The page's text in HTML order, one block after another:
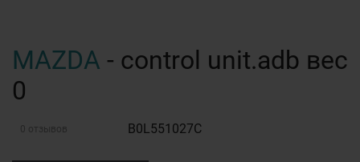
MAZDA - control unit.adb вес
0
0 отзывов B0L551027C